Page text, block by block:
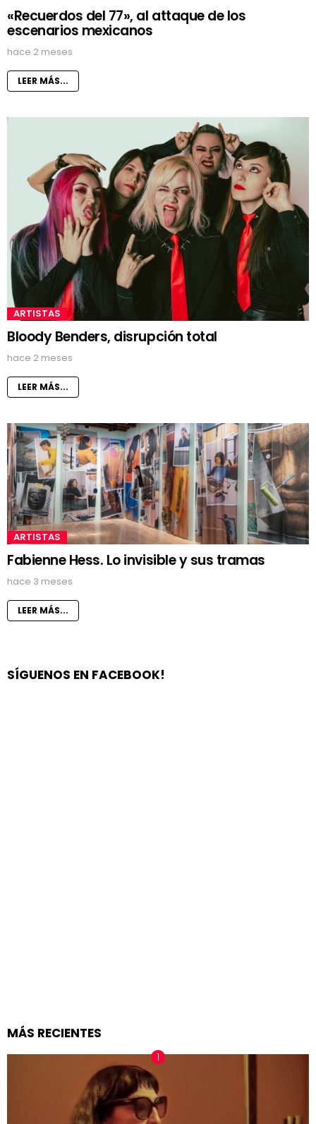
«Recuerdos del 77», al attaque de los
escenarios mexicanos
hace 2 meses
LEER MÁS...
ARTISTAS
Bloody Benders, disrupción total
hace 2 meses
LEER MÁS...
ARTISTAS
Fabienne Hess. Lo invisible y sus tramas
hace 3 meses
LEER MÁS...
SÍGUENOS EN FACEBOOK!
MÁS RECIENTES